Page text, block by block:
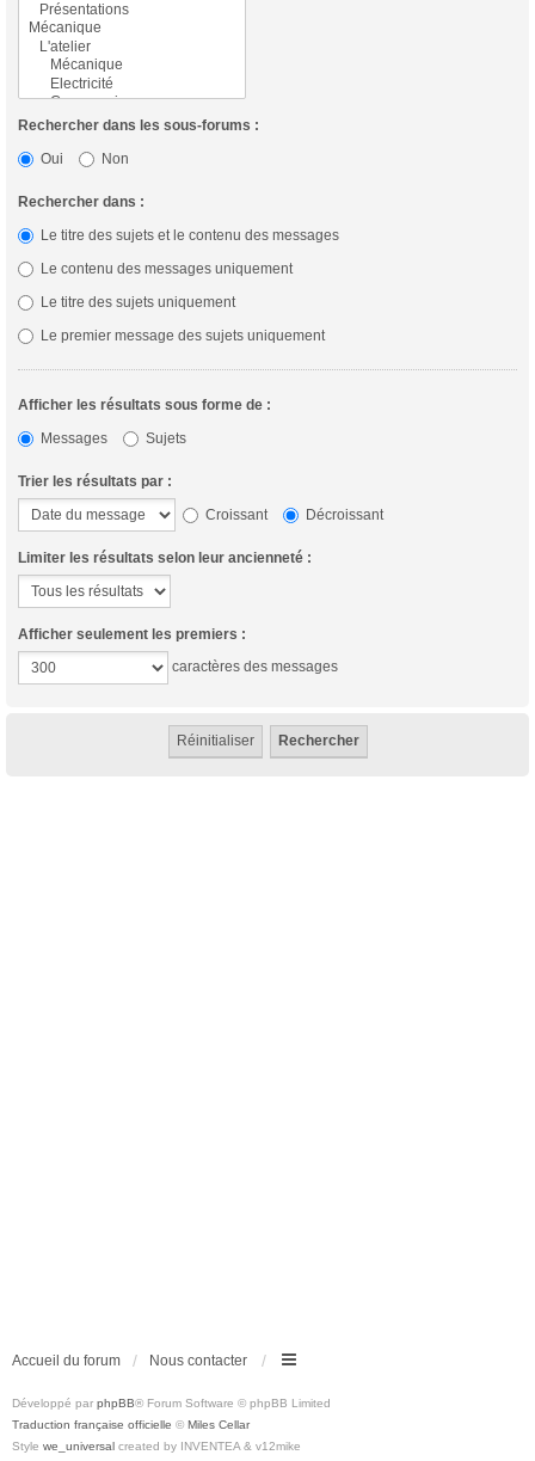
Rechercher dans les sous-forums :
Oui
Non
Rechercher dans :
Le titre des sujets et le contenu des messages
Le contenu des messages uniquement
Le titre des sujets uniquement
Le premier message des sujets uniquement
Afficher les résultats sous forme de :
Messages
Sujets
Trier les résultats par :
Croissant
Décroissant
Limiter les résultats selon leur ancienneté :
Afficher seulement les premiers :
caractères des messages
Accueil du forum Nous contacter
Développé par phpBB® Forum Software © phpBB Limited
Traduction française officielle © Miles Cellar
Style we_universal created by INVENTEA & v12mike